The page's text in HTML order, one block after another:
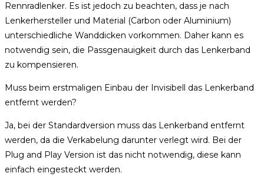
Rennradlenker. Es ist jedoch zu beachten, dass je nach
Lenkerhersteller und Material (Carbon oder Aluminium)
unterschiedliche Wanddicken vorkommen. Daher kann es
notwendig sein, die Passgenauigkeit durch das Lenkerband
zu kompensieren.
Muss beim erstmaligen Einbau der Invisibell das Lenkerband
entfernt werden?
Ja, bei der Standardversion muss das Lenkerband entfernt
werden, da die Verkabelung darunter verlegt wird. Bei der
Plug and Play Version ist das nicht notwendig, diese kann
einfach eingesteckt werden.